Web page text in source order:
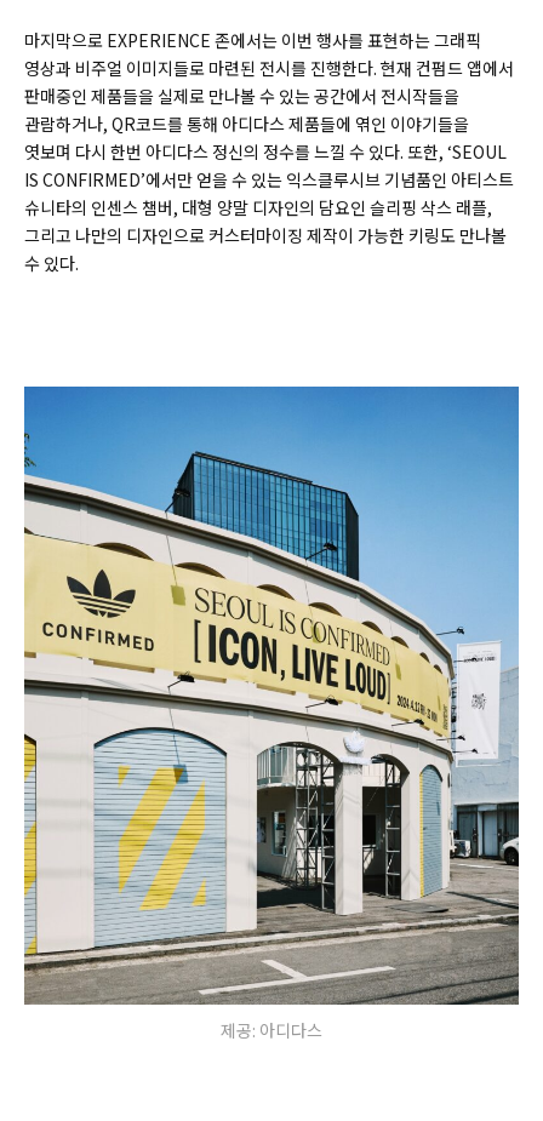
마지막으로 EXPERIENCE 존에서는 이번 행사를 표현하는 그래픽
영상과 비주얼 이미지들로 마련된 전시를 진행한다. 현재 컨펌드 앱에서
판매중인 제품들을 실제로 만나볼 수 있는 공간에서 전시작들을
관람하거나, QR코드를 통해 아디다스 제품들에 엮인 이야기들을
엿보며 다시 한번 아디다스 정신의 정수를 느낄 수 있다. 또한, ‘SEOUL
IS CONFIRMED’에서만 얻을 수 있는 익스클루시브 기념품인 아티스트
슈니타의 인센스 챔버, 대형 양말 디자인의 담요인 슬리핑 삭스 래플,
그리고 나만의 디자인으로 커스터마이징 제작이 가능한 키링도 만나볼
수 있다.
제공: 아디다스